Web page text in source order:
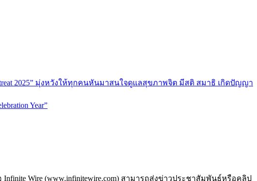
2025” มุ่งหวังให้ทุกคนหันมาสนใจดูแลสุขภาพจิต มีสติ สมาธิ เกิดปัญญา
Year”
Wire (www.infinitewire.com) สามารถส่งข่าวประชาสัมพันธ์หรือคลิป